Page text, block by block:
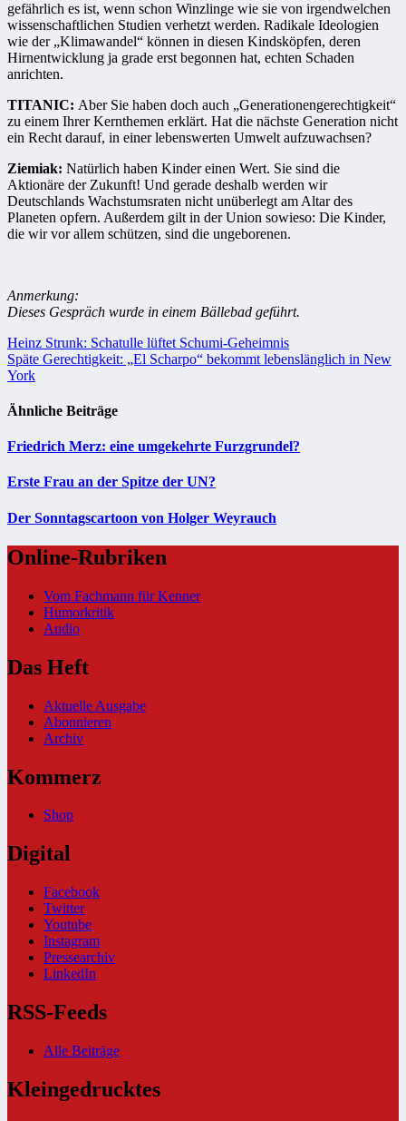
gefährlich es ist, wenn schon Winzlinge wie sie von irgendwelchen
wissenschaftlichen Studien verhetzt werden. Radikale Ideologien
wie der „Klimawandel“ können in diesen Kindsköpfen, deren
Hirnentwicklung ja grade erst begonnen hat, echten Schaden
anrichten.
TITANIC: Aber Sie haben doch auch „Generationengerechtigkeit“
zu einem Ihrer Kernthemen erklärt. Hat die nächste Generation nicht
ein Recht darauf, in einer lebenswerten Umwelt aufzuwachsen?
Ziemiak: Natürlich haben Kinder einen Wert. Sie sind die
Aktionäre der Zukunft! Und gerade deshalb werden wir
Deutschlands Wachstumsraten nicht unüberlegt am Altar des
Planeten opfern. Außerdem gilt in der Union sowieso: Die Kinder,
die wir vor allem schützen, sind die ungeborenen.
Anmerkung:
Dieses Gespräch wurde in einem Bällebad geführt.
Beitragsnavigation
Heinz Strunk: Schatulle lüftet Schumi-Geheimnis
Späte Gerechtigkeit: „El Scharpo“ bekommt lebenslänglich in New
York
Ähnliche Beiträge
Friedrich Merz: eine umgekehrte Furzgrundel?
Erste Frau an der Spitze der UN?
Der Sonntagscartoon von Holger Weyrauch
Online-Rubriken
Vom Fachmann für Kenner
Humorkritik
Audio
Das Heft
Aktuelle Ausgabe
Abonnieren
Archiv
Kommerz
Shop
Digital
Facebook
Twitter
Youtube
Instagram
Pressearchiv
LinkedIn
RSS-Feeds
Alle Beiträge
Kleingedrucktes